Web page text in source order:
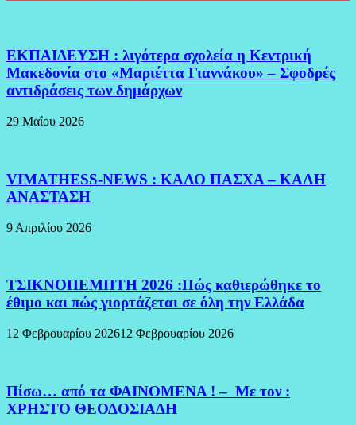
ΕΚΠΑΙΔΕΥΣΗ : λιγότερα σχολεία η Κεντρική
Μακεδονία στο «Μαριέττα Γιαννάκου» – Σφοδρές
αντιδράσεις των δημάρχων
29 Μαΐου 2026
VIMATHESS-NEWS : ΚΑΛΟ ΠΑΣΧΑ – ΚΑΛΗ
ΑΝΑΣΤΑΣΗ
9 Απριλίου 2026
ΤΣΙΚΝΟΠΕΜΠΤΗ 2026 :Πώς καθιερώθηκε το
έθιμο και πώς γιορτάζεται σε όλη την Ελλάδα
12 Φεβρουαρίου 202612 Φεβρουαρίου 2026
Πίσω… από τα ΦΑΙΝΟΜΕΝΑ ! – Με τον :
ΧΡΗΣΤΟ ΘΕΟΔΟΣΙΑΔΗ